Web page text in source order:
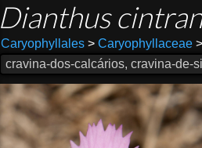
Dianthus
Caryophyllales >Caryophyllaceae >
cravina-dos-calcários, cravina-de-